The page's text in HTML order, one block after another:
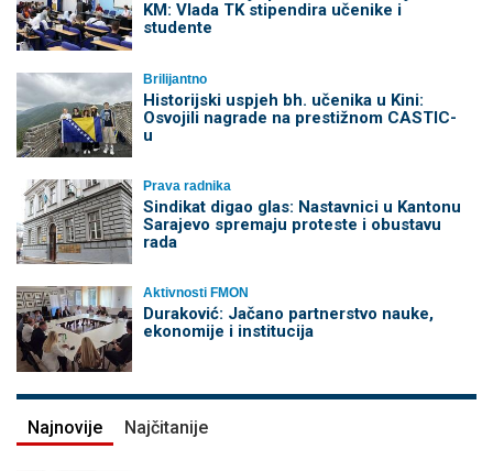
KM: Vlada TK stipendira učenike i
studente
Brilijantno
Historijski uspjeh bh. učenika u Kini:
Osvojili nagrade na prestižnom CASTIC-
u
Prava radnika
Sindikat digao glas: Nastavnici u Kantonu
Sarajevo spremaju proteste i obustavu
rada
Aktivnosti FMON
Duraković: Jačano partnerstvo nauke,
ekonomije i institucija
Najnovije Najčitanije